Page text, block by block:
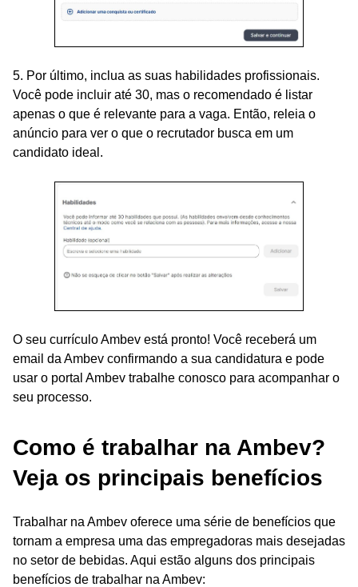
5. Por último, inclua as suas habilidades profissionais.
Você pode incluir até 30, mas o recomendado é listar
apenas o que é relevante para a vaga. Então, releia o
anúncio para ver o que o recrutador busca em um
candidato ideal.
O seu currículo Ambev está pronto! Você receberá um
email da Ambev confirmando a sua candidatura e pode
usar o portal Ambev trabalhe conosco para acompanhar o
seu processo.
Como é trabalhar na Ambev?
Veja os principais benefícios
Trabalhar na Ambev oferece uma série de benefícios que
tornam a empresa uma das empregadoras mais desejadas
no setor de bebidas. Aqui estão alguns dos principais
benefícios de trabalhar na Ambev: